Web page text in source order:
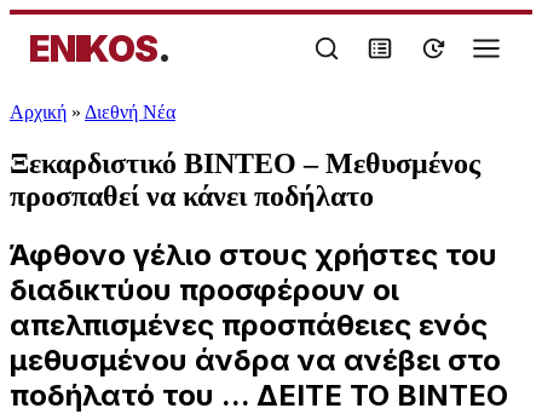
ENIKOS.
Αρχική » Διεθνή Νέα
Ξεκαρδιστικό BINTEO – Mεθυσμένος
προσπαθεί να κάνει ποδήλατο
Άφθονο γέλιο στους χρήστες του
διαδικτύου προσφέρουν οι
απελπισμένες προσπάθειες ενός
μεθυσμένου άνδρα να ανέβει στο
ποδήλατό του ... ΔΕΙΤΕ ΤΟ ΒΙΝΤΕΟ